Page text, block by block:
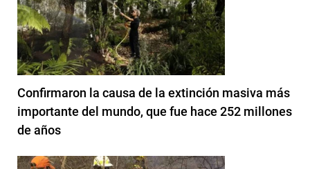
Confirmaron la causa de la extinción masiva más
importante del mundo, que fue hace 252 millones
de años